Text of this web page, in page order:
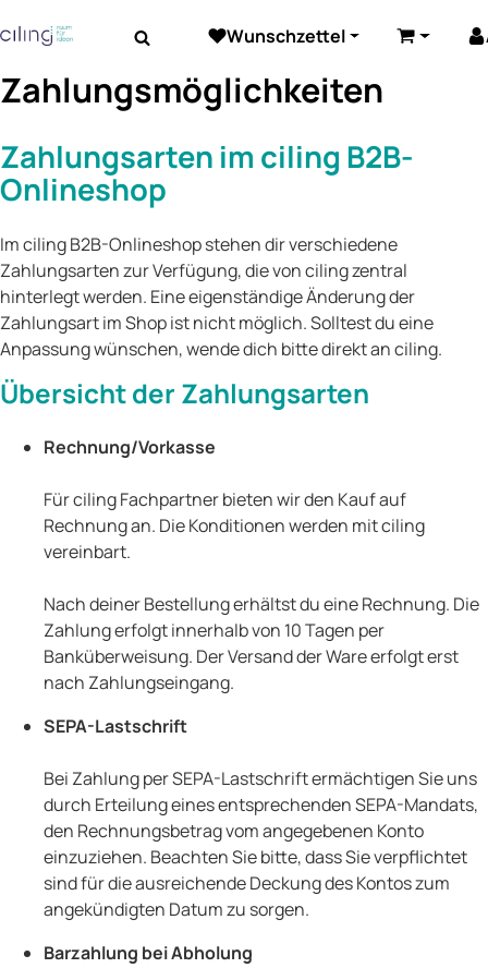
Akustik Beleuchtung Elektrozubehör
Wunschzettel Warenkorb
Zahlungsmöglichkeiten
Zahlungsarten im ciling B2B-
Onlineshop
Im ciling B2B-Onlineshop stehen dir verschiedene
Zahlungsarten zur Verfügung, die von ciling zentral
hinterlegt werden. Eine eigenständige Änderung der
Zahlungsart im Shop ist nicht möglich. Solltest du eine
Anpassung wünschen, wende dich bitte direkt an ciling.
Übersicht der Zahlungsarten
Rechnung/Vorkasse
Für ciling Fachpartner bieten wir den Kauf auf
Rechnung an. Die Konditionen werden mit ciling
vereinbart.
Nach deiner Bestellung erhältst du eine Rechnung. Die
Zahlung erfolgt innerhalb von 10 Tagen per
Banküberweisung. Der Versand der Ware erfolgt erst
nach Zahlungseingang.
SEPA-Lastschrift
Bei Zahlung per SEPA-Lastschrift ermächtigen Sie uns
durch Erteilung eines entsprechenden SEPA-Mandats,
den Rechnungsbetrag vom angegebenen Konto
einzuziehen. Beachten Sie bitte, dass Sie verpflichtet
sind für die ausreichende Deckung des Kontos zum
angekündigten Datum zu sorgen.
Barzahlung bei Abholung